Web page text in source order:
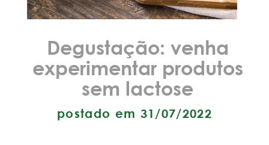
Degustação: venha
experimentar produtos
sem lactose
postado em 31/07/2022